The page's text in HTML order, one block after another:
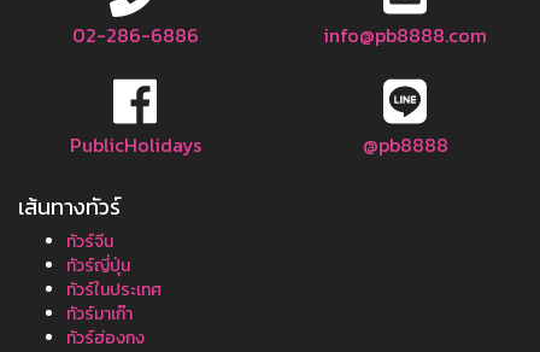
02-286-6886 info@pb8888.com
PublicHolidays @pb8888
เส้นทางทัวร์
ทัวร์จีน
ทัวร์ญี่ปุ่น
ทัวร์ในประเทศ
ทัวร์มาเก๊า
ทัวร์ฮ่องกง